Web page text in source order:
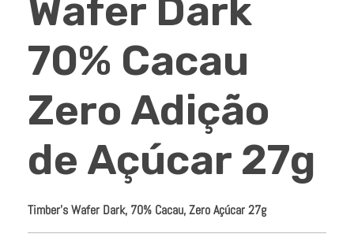
Wafer Dark
70% Cacau
Zero Adição
de Açúcar 27g
Timber’s Wafer Dark, 70% Cacau, Zero Açúcar 27g